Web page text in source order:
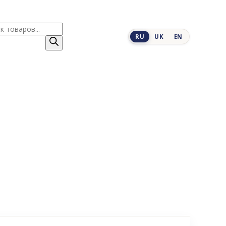
RU UK EN